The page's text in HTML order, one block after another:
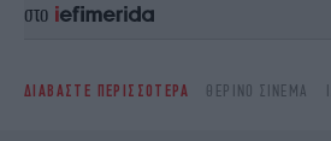
στο
ΔΙΑΒΑΣΤΕ ΠΕΡΙΣΣΟΤΕΡΑ ΘΕΡΙΝΌ ΣΙΝΕΜΆ